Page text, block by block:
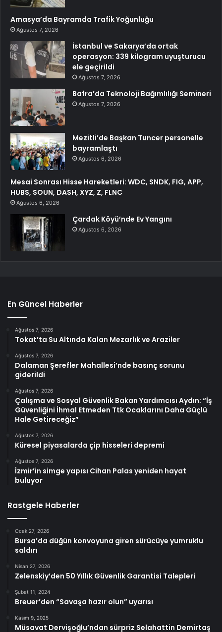
Amasya’da Bayramda Trafik Yoğunluğu
Ağustos 7, 2026
İstanbul ve Sakarya’da ortak
operasyon: 339 kilogram uyuşturucu
ele geçirildi
Ağustos 7, 2026
Bafra’da Teknoloji Bağımlılığı Semineri
Ağustos 7, 2026
Mezitli’de Başkan Tuncer personelle
bayramlaştı
Ağustos 6, 2026
Mesai Sonrası Hisse Hareketleri: WDC, SNDK, FIG, APP,
HUBS, SOUN, DASH, XYZ, Z, FLNC
Ağustos 6, 2026
Çardak Köyü’nde Ev Yangını
Ağustos 6, 2026
En Güncel Haberler
Ağustos 7, 2026
Tokat’ta Su Altında Kalan Mezarlık ve Araziler
Ağustos 7, 2026
Dalaman Şerefler Mahallesi’nde basınç sorunu
giderildi
Ağustos 7, 2026
Çalışma ve Sosyal Güvenlik Bakan Yardımcısı Aydın: “İş
Güvenliğini İhmal Etmeden Ttk Ocaklarını Daha Güçlü
Hale Getireceğiz”
Ağustos 7, 2026
Küresel piyasalarda çip hisseleri depremi
Ağustos 7, 2026
İzmir’in simge yapısı Cihan Palas yeniden hayat
buluyor
Rastgele Haberler
Ocak 27, 2026
Bursa’da düğün konvoyuna giren sürücüye yumruklu
saldırı
Nisan 27, 2026
Zelenskiy’den 50 Yıllık Güvenlik Garantisi Talepleri
Şubat 11, 2024
Breuer’den “Savaşa hazır olun” uyarısı
Kasım 9, 2025
Müsavat Dervişoğlu’ndan sürpriz Selahattin Demirtaş